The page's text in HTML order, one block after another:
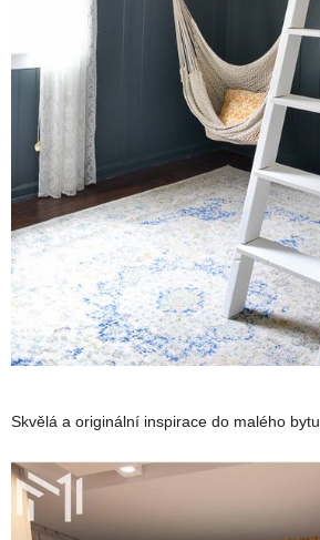
Skvělá a originální inspirace do malého bytu.